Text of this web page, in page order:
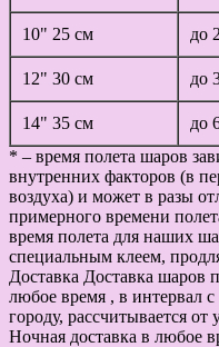
10" 25 см до
12" 30 см до
14" 35 см до
* – время полета шаров
внутренних факторов (в
воздуха) и может в разы
примерного времени
время полета для наших
специальным клеем,
Доставка Доставка шаров
любое время , в интервал
городу, рассчитывается
Ночная доставка в любое